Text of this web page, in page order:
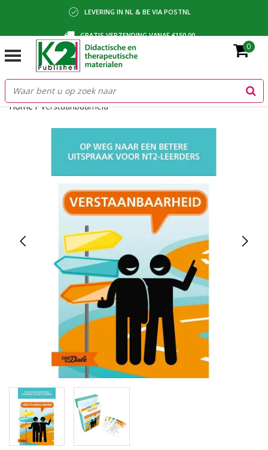
LEVERING IN NL & BE VIA POSTNL
GRATIS VERZENDING VANAF €150,00
BETALING VIA IDEAL, BANCONTACT OF FACTUUR
0
Home/Verstaanbaarheid